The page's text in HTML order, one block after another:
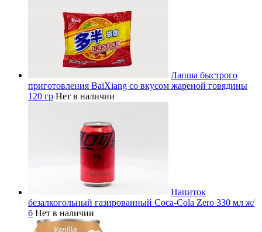
Лапша быстрого
приготовления BaiXiang со вкусом жареной говядины
120 гр Нет в наличии
Напиток
безалкогольный газированный Coca-Cola Zero 330 мл ж/
б Нет в наличии